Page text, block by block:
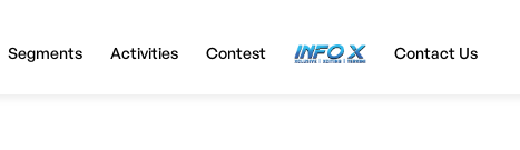
Segments Activities Contest InfoX Contact Us